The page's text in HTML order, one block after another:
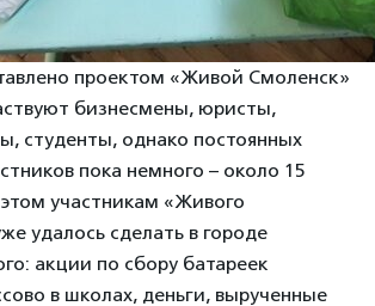
проектом «Живой Смоленск»
бизнесмены, юристы,
студенты, однако постоянных
пока немного – около 15
участникам «Живого
удалось сделать в городе
акции по сбору батареек
в школах, деньги, вырученные